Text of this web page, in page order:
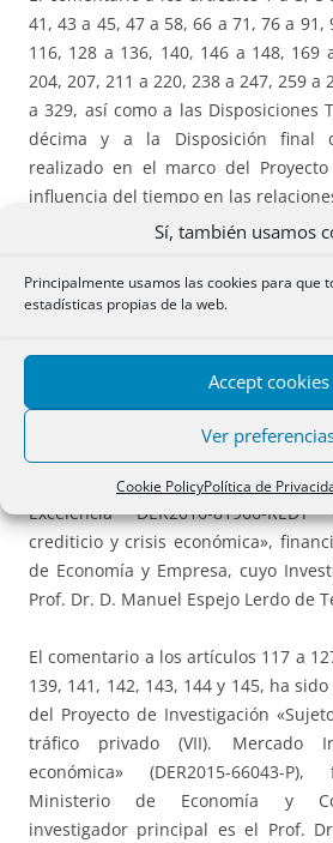
Sí, también usamos
Principalmente usamos las cookies para que
estadísticas propias de la web.
Accept cookies
Ver
Cookie PolicyPolítica de
41, 43 a 45, 47 a 58, 66 a 71, 76 a 91,
116, 128 a 136, 140, 146 a 148, 169
204, 207, 211 a 220, 238 a 247, 259 a
a 329, así como a las Disposiciones
décima y a la Disposición final
realizado en el marco del
influencia del tiempo en las
69718-R), financiado por el
Competitividad, cuyos
Profesores. Dres. D. Andrés
Mateo Sanz.
El comentario a los artículos 5 a 17,
a 45, 47 a 58, 66 a 71, 76 a 91, 96,
128 a 136, 140, 146 a 148, 169 a
207, 211 a 220, 238 a 247, 259 a 275
328, ha sido realizado en el marco
Excelencia DER2016-81966-
crediticio y crisis económica»,
de Economía y Empresa, cuyo
Prof. Dr. D. Manuel Espejo Lerdo de
El comentario a los artículos 117 a
139, 141, 142, 143, 144 y 145, ha
del Proyecto de Investigación
tráfico privado (VII). Mercado
económica» (DER2015-66043-
Ministerio de Economía y
investigador principal es el Prof.